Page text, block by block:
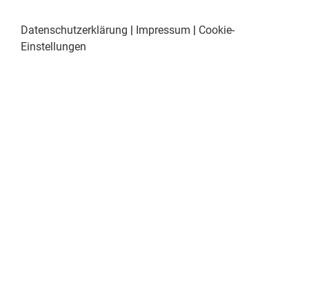
Datenschutzerklärung | Impressum | Cookie-
Einstellungen